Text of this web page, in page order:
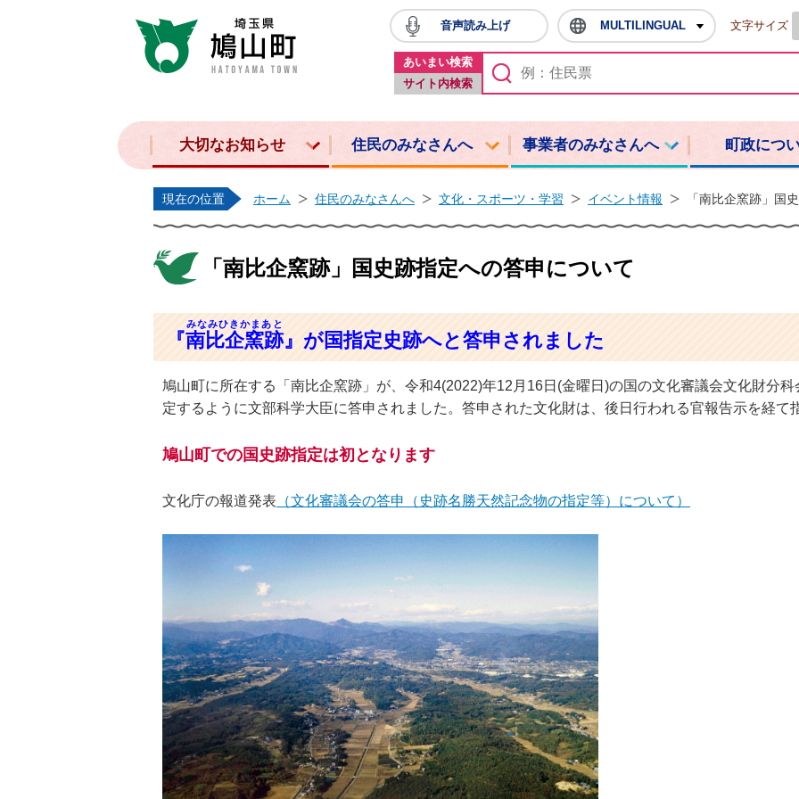
鳩山町ホームページ
音声読み上げ MULTILINGUAL 文字サイズ
あいまい検索
サイト内検索
大切なお知らせ 住民のみなさんへ 事業者のみなさんへ 町政につ
現在の位置 ホーム 住民のみなさんへ 文化・スポーツ・学習 イベント情報 「南比企窯跡」国
「南比企窯跡」国史跡指定への答申について
『南比企窯跡
みなみひきかまあと
』が国指定史跡へと答申されました
鳩山町に所在する「南比企窯跡」が、令和4(2022)年12月16日(金曜日)の国の文化審議会文化財分
定するように文部科学大臣に答申されました。答申された文化財は、後日行われる官報告示を経て
鳩山町での国史跡指定は初となります
文化庁の報道発表 （文化審議会の答申（史跡名勝天然記念物の指定等）について）